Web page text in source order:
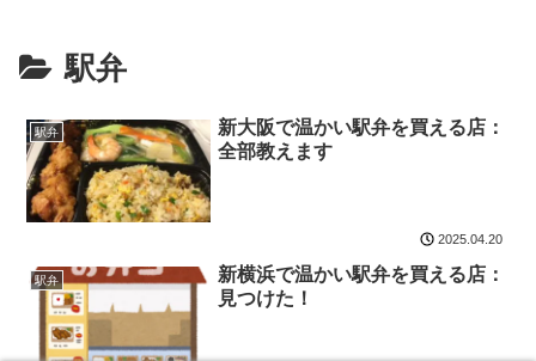
駅弁
駅弁
新大阪で温かい駅弁を買える店：
全部教えます
2025.04.20
駅弁
新横浜で温かい駅弁を買える店：
見つけた！